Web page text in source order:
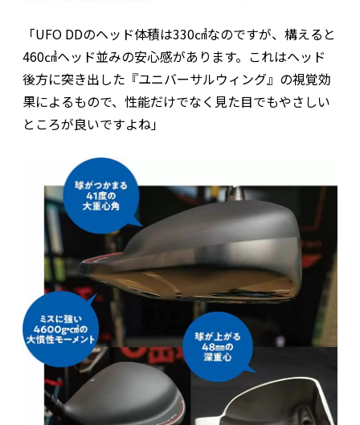
「UFO DDのヘッド体積は330㎤なのですが、構えると
460㎤ヘッド並みの安心感があります。これはヘッド
後方に突き出した『ユニバーサルウィング』の視覚効
果によるもので、性能だけでなく見た目でもやさしい
ところが良いですよね」